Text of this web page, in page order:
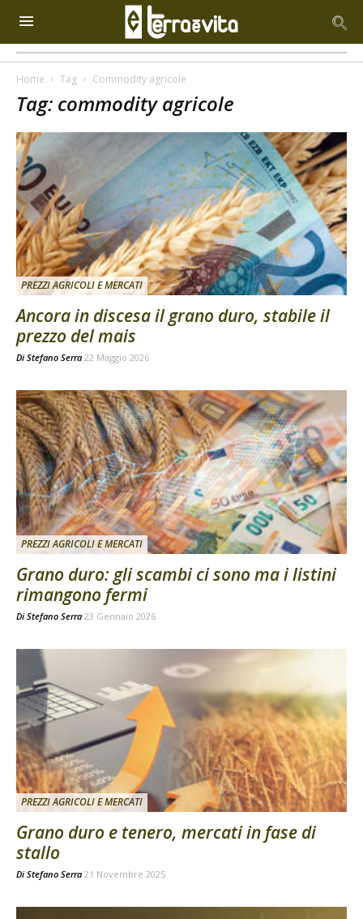
Home Tag Commodity agricole
Tag: commodity agricole
PREZZI AGRICOLI E MERCATI
Ancora in discesa il grano duro, stabile il
prezzo del mais
Di Stefano Serra 22 Maggio 2026
PREZZI AGRICOLI E MERCATI
Grano duro: gli scambi ci sono ma i listini
rimangono fermi
Di Stefano Serra 23 Gennaio 2026
PREZZI AGRICOLI E MERCATI
Grano duro e tenero, mercati in fase di
stallo
Di Stefano Serra 21 Novembre 2025